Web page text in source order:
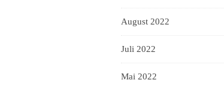
August 2022
Juli 2022
Mai 2022